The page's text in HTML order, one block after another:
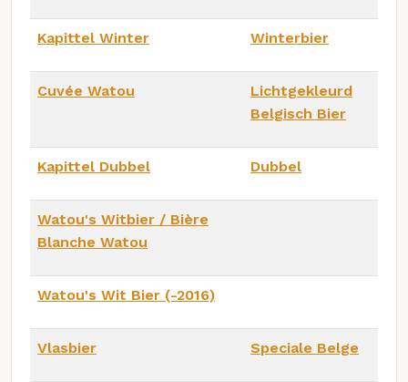
Kapittel Winter Winterbier
Cuvée Watou
Lichtgekleurd
Belgisch Bier
Kapittel Dubbel Dubbel
Watou's Witbier / Bière
Blanche Watou
Watou's Wit Bier (-2016)
Vlasbier Speciale Belge